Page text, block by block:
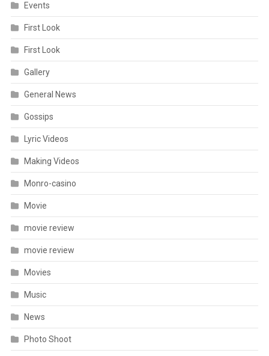
Events
First Look
First Look
Gallery
General News
Gossips
Lyric Videos
Making Videos
Monro-casino
Movie
movie review
movie review
Movies
Music
News
Photo Shoot